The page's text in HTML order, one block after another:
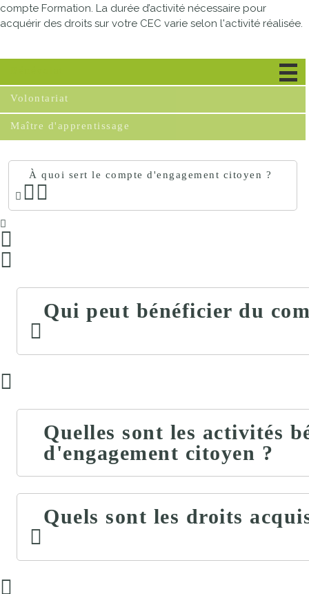
compte Formation. La durée d’activité nécessaire pour
acquérir des droits sur votre CEC varie selon l'activité réalisée.
Volontariat
Maître d'apprentissage
À quoi sert le compte d'engagement citoyen ?
Qui peut bénéficier du
Quelles sont les activités
d'engagement citoyen ?
Quels sont les droits